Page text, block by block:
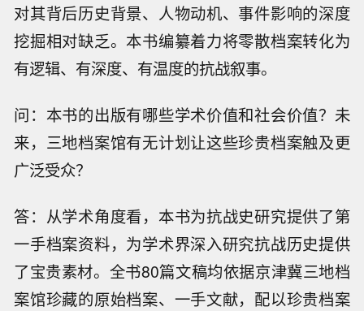
对其背后历史背景、人物动机、事件影响的深度
挖掘相对缺乏。本书编纂着力将零散档案转化为
有逻辑、有深度、有温度的抗战叙事。
问：本书的出版有哪些学术价值和社会价值？未
来，三地档案馆有无计划让这些珍贵档案触及更
广泛受众？
答：从学术角度看，本书为抗战史研究提供了第
一手档案资料，为学术界深入研究抗战历史提供
了宝贵素材。全书80篇文稿均依据京津冀三地档
案馆珍藏的原始档案、一手文献，配以珍贵档案